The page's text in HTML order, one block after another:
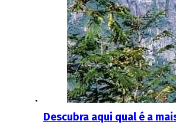
Descubra aqui qual é a